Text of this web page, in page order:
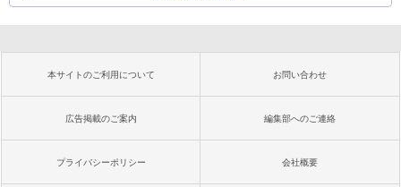
本サイトのご利用について お問い合わせ
広告掲載のご案内 編集部へのご連絡
プライバシーポリシー 会社概要